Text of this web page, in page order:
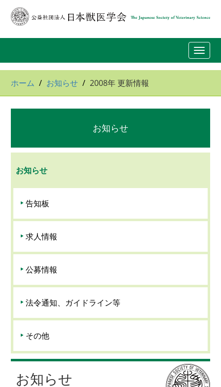
ホーム
お知らせ 2008年 更新情報
お知らせ
お知らせ
告知板
求人情報
公募情報
法令通知、ガイドライン等
その他
お知らせ